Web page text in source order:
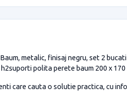
metalic, finisaj negru, set 2
polita perete baum 200 x
care cauta o solutie practica, cu